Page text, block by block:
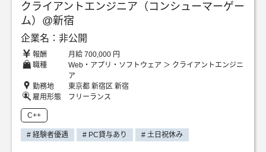
クライアントエンジニア（コンシューマーゲー
ム）@新宿
企業名：非公開
報酬
月給 700,000 円
職種
Web・アプリ・ソフトウェア ＞ クライアントエンジニ
ア
勤務地
東京都 新宿区 新宿
雇用形態
フリーランス
C++
# 経験者優遇 # PC貸与あり # 土日祝休み